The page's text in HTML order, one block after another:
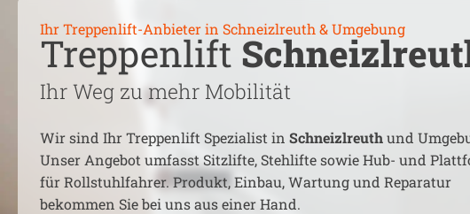
Ihr Treppenlift-Anbieter in Schneizlreuth & Umgebung
Treppenlift
Ihr Weg zu mehr Mobilität
Wir sind Ihr Treppenlift Spezialist in Schneizlreuthund
Unser Angebot umfasst Sitzlifte, Stehlifte sowie Hub- und
für Rollstuhlfahrer. Produkt, Einbau, Wartung und Reparatur
bekommen Sie bei uns aus einer Hand.